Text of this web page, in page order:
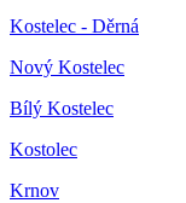
Kostelec - Děrná
Nový Kostelec
Bílý Kostelec
Kostolec
Krnov